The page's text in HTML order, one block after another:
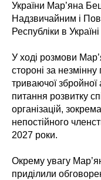
України Мар’яна
Надзвичайним і
Республіки в
У ході розмови
стороні за
триваючої
питання розвитку
організацій,
непостійного
2027 роки.
Окрему увагу
приділили